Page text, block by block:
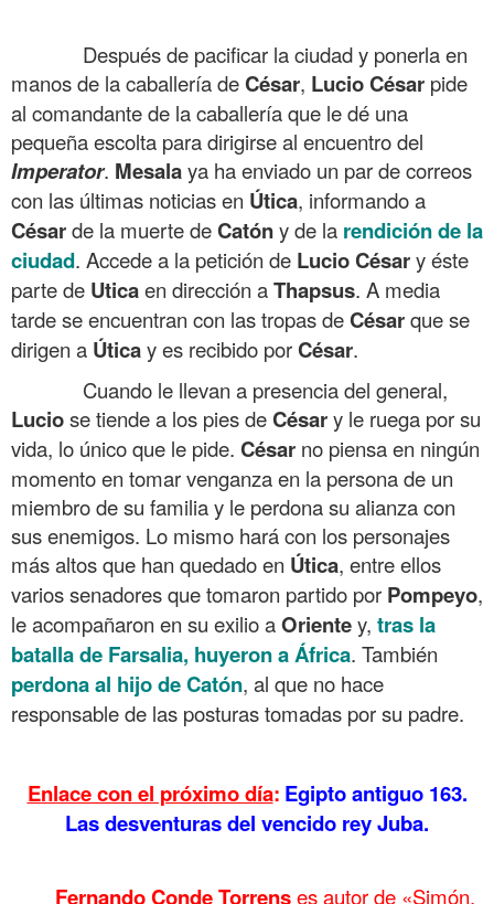
Después de pacificar la ciudad y ponerla en
manos de la caballería deCésar, LucioCésar pide
al comandante de la caballería que le dé una
pequeña escolta para dirigirse al encuentro del
Imperator. Mesalaya ha enviado un par de correos
con las últimas noticias en Útica, informando a
Césarde la muerte deCatóny de la rendición de la
ciudad. Accede a la petición de LucioCésary éste
parte de Uticaen dirección aThapsus. A media
tarde se encuentran con las tropas deCésarque se
dirigen a Úticay es recibido porCésar.
Cuando le llevan a presencia del general,
Luciose tiende a los pies deCésary le ruega por su
vida, lo único que le pide. César no piensa en ningún
momento en tomar venganza en la persona de un
miembro de su familia y le perdona su alianza con
sus enemigos. Lo mismo hará con los personajes
más altos que han quedado en Útica, entre ellos
varios senadores que tomaron partido por Pompeyo,
le acompañaron en su exilio aOrientey, tras la
batalla de Farsalia, huyeron a África. También
perdona al hijo de Catón, al que no hace
responsable de las posturas tomadas por su padre.
Enlace con el próximo día: Egipto antiguo 163.
Las desventuras del vencido rey Juba.
Fernando Conde Torrenses autor de «Simón,